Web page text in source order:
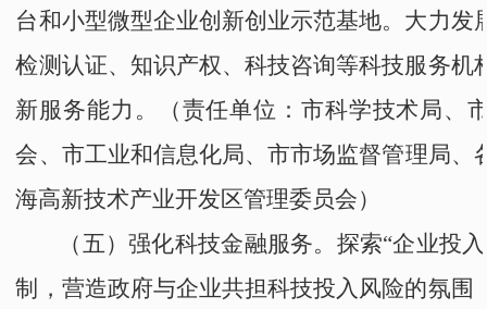
台和小型微型企业创新创业示范基地。大力发
检测认证、知识产权、科技咨询等科技服务机
新服务能力。
（责任单位： 市科学技术局、
会、 市工业和信息化局、市市场监督管理局、
海高新技术产业开发区管理委员会）
（五）强化科技金融服务。 探索“企业投
制，营造政府与企业共担科技投入风险的氛围